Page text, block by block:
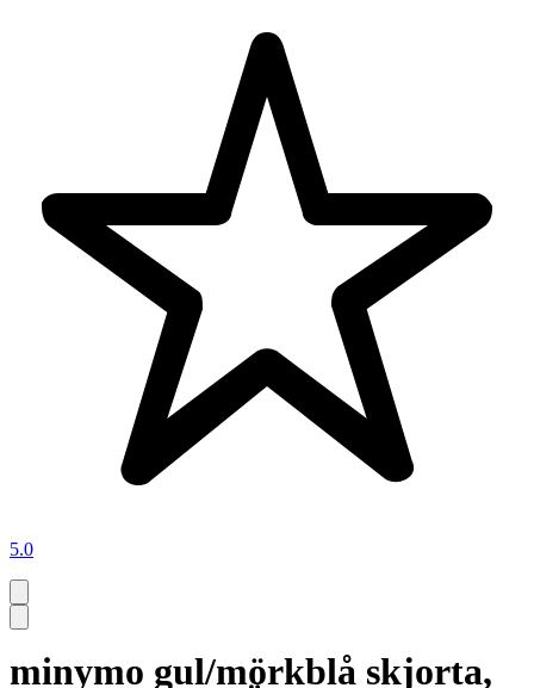
5.0
minymo gul/mörkblå skjorta,